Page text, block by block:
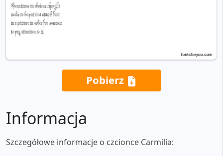
Pobierz
Informacja
Szczegółowe informacje o czcionce Carmilia: